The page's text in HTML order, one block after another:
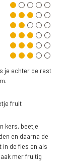
je echter de rest
fruit
kers, beetje
en daarna de
in de fles en als
mer fruitig